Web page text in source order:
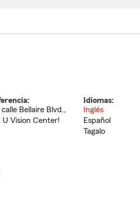
Bellaire Blvd.,
Vision Center!
Idiomas:
Inglés
Español
Tagalo